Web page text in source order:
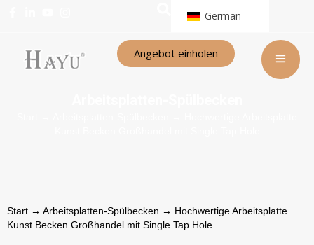
German
Angebot einholen
Start → Arbeitsplatten-Spülbecken → Hochwertige Arbeitsplatte
Kunst Becken Großhandel mit Single Tap Hole